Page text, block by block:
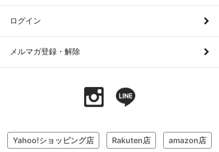
ログイン
メルマガ登録・解除
Yahoo!ショッピング店 Rakuten店 amazon店